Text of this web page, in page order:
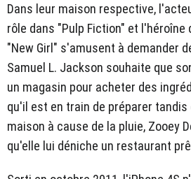
Dans leur maison respective,
rôle dans "Pulp Fiction" et l'héroîne
"New Girl" s'amusent à demander
Samuel L. Jackson souhaite que
un magasin pour acheter des
qu'il est en train de préparer tandis
maison à cause de la pluie, Zooey
qu'elle lui déniche un restaurant